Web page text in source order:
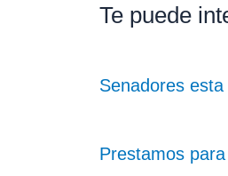
Te puede
Senadores
Prestamos